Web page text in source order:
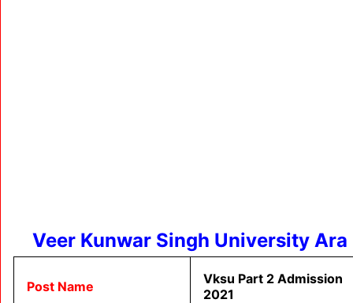
Veer Kunwar Singh University Ara
Post Name
Vksu Part 2 Admission
2021